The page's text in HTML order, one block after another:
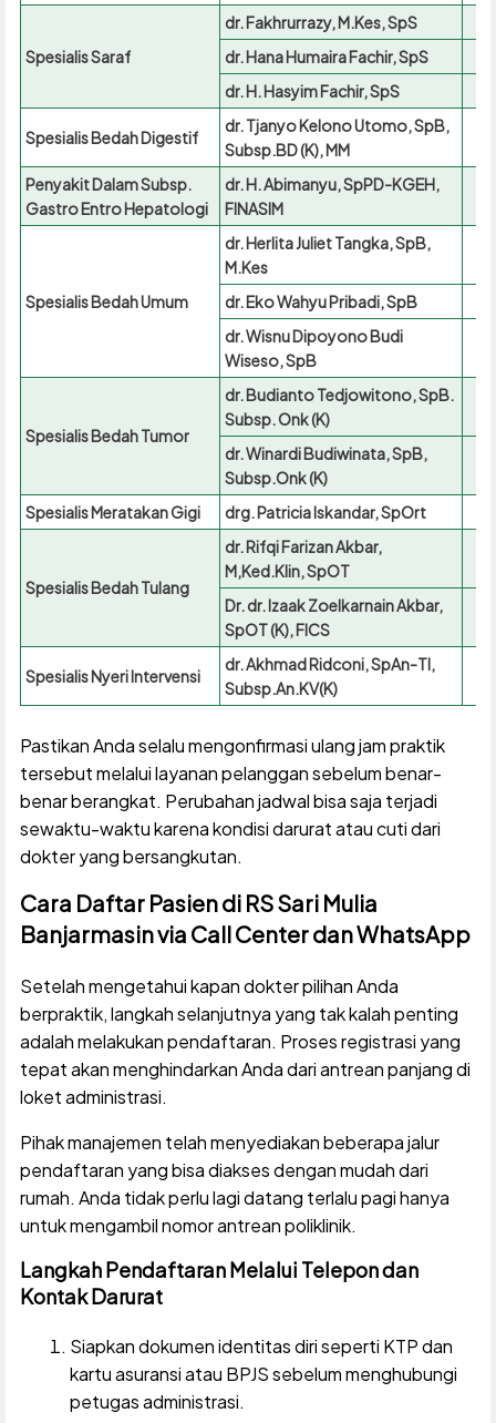
Spesialis Saraf
dr. Fakhrurrazy, M.Kes, SpS
dr. Hana Humaira Fachir, SpS
dr. H. Hasyim Fachir, SpS
Spesialis Bedah Digestif
dr. Tjanyo Kelono Utomo, SpB,
Subsp.BD (K), MM
Penyakit Dalam Subsp.
Gastro Entro Hepatologi
dr. H. Abimanyu, SpPD-KGEH,
FINASIM
Spesialis Bedah Umum
dr. Herlita Juliet Tangka, SpB,
M.Kes
dr. Eko Wahyu Pribadi, SpB
dr. Wisnu Dipoyono Budi
Wiseso, SpB
Spesialis Bedah Tumor
dr. Budianto Tedjowitono, SpB.
Subsp. Onk (K)
dr. Winardi Budiwinata, SpB,
Subsp.Onk (K)
Spesialis Meratakan Gigi
drg. Patricia Iskandar, SpOrt
Spesialis Bedah Tulang
dr. Rifqi Farizan Akbar,
M,Ked.Klin, SpOT
Dr. dr. Izaak Zoelkarnain Akbar,
SpOT (K), FICS
Spesialis Nyeri Intervensi
dr. Akhmad Ridconi, SpAn-TI,
Subsp.An.KV(K)
Pastikan Anda selalu mengonfirmasi ulang jam praktik
tersebut melalui layanan pelanggan sebelum benar-
benar berangkat. Perubahan jadwal bisa saja terjadi
sewaktu-waktu karena kondisi darurat atau cuti dari
dokter yang bersangkutan.
Cara Daftar Pasien di RS Sari Mulia
Banjarmasin via Call Center dan WhatsApp
Setelah mengetahui kapan dokter pilihan Anda
berpraktik, langkah selanjutnya yang tak kalah penting
adalah melakukan pendaftaran. Proses registrasi yang
tepat akan menghindarkan Anda dari antrean panjang di
loket administrasi.
Pihak manajemen telah menyediakan beberapa jalur
pendaftaran yang bisa diakses dengan mudah dari
rumah. Anda tidak perlu lagi datang terlalu pagi hanya
untuk mengambil nomor antrean poliklinik.
Langkah Pendaftaran Melalui Telepon dan
Kontak Darurat
Siapkan dokumen identitas diri seperti KTP dan
kartu asuransi atau BPJS sebelum menghubungi
petugas administrasi.